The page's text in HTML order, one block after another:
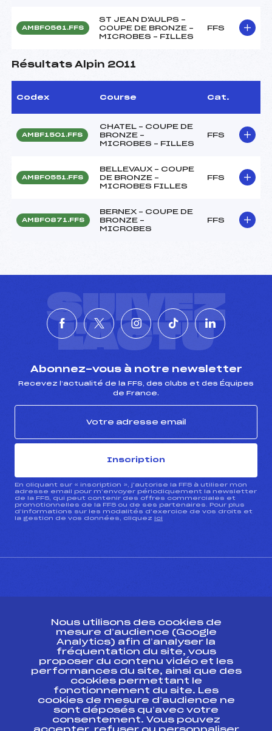
AMBF0561.FFS
ST JEAN D'AULPS –
COUPE DE BRONZE –
MICROBES – FILLES
FFS
Résultats Alpin 2011
Codex Course Cat.
AMBF1501.FFS
CHATEL – COUPE DE
BRONZE –
MICROBES – FILLES
FFS
AMBF0551.FFS
BELLEVAUX – COUPE
DE BRONZE –
MICROBES FILLES
FFS
AMBF0871.FFS
BERNEX – COUPE DE
BRONZE –
MICROBES
FFS
SUIVEZ
L'ACTU
Abonnez-vous à notre newsletter
Recevez l’actualité de la FFS, des clubs et des Équipes
de France.
Inscription
En cliquant sur « inscription », j’autorise la FFS à utiliser mon
adresse email pour m’envoyer périodiquement la newsletter
de la FFS, qui peut contenir des offres commerciales et
promotionnelles de la FFS ou de ses partenaires. Pour plus
d’informations sur les modalités d’exercice de vos droits et
la gestion de vos données, cliquez ici
ESPACE PRESSE
Ressources
Pass’Neige
Projet sportif fédéral
Projet de performance fédéral
Antidopage
Pôle Développement, Formation, Suivi
Nous utilisons des cookies de
mesure d’audience (Google
Analytics) afin d’analyser la
fréquentation du site, vous
proposer du contenu vidéo et les
performances du site, ainsi que des
cookies permettant le
fonctionnement du site. Les
cookies de mesure d’audience ne
sont déposés qu’avec votre
consentement. Vous pouvez